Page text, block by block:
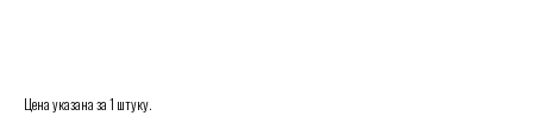
Цена указана за 1 штуку.